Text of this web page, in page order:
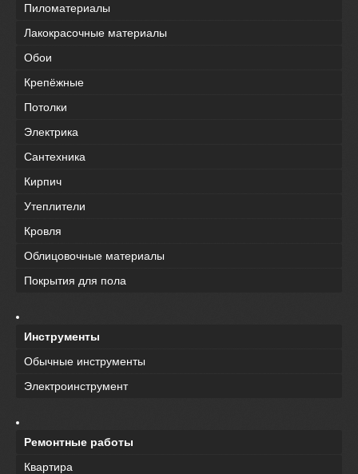
Пиломатериалы
Лакокрасочные материалы
Обои
Крепёжные
Потолки
Электрика
Сантехника
Кирпич
Утеплители
Кровля
Облицовочные материалы
Покрытия для пола
Инструменты
Обычные инструменты
Электроинструмент
Ремонтные работы
Квартира